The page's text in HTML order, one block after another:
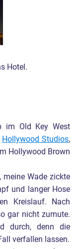
Hotel.
im Old Key West
Hollywood Studios,
Hollywood Brown
Wade zickte
und langer Hose
Kreislauf. Nach
gar nicht zumute.
durch, denn die
verfallen lassen.